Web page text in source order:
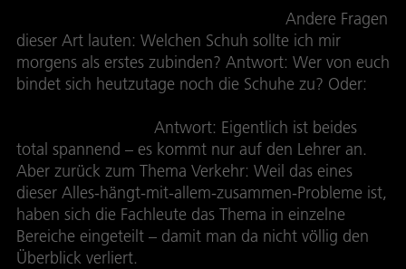
Andere Fragen
dieser Art lauten: Welchen Schuh sollte ich mir
morgens als erstes zubinden? Antwort: Wer von euch
bindet sich heutzutage noch die Schuhe zu? Oder:
Antwort: Eigentlich ist beides
total spannend – es kommt nur auf den Lehrer an.
Aber zurück zum Thema Verkehr: Weil das eines
dieser Alles-hängt-mit-allem-zusammen-Probleme ist,
haben sich die Fachleute das Thema in einzelne
Bereiche eingeteilt – damit man da nicht völlig den
Überblick verliert.